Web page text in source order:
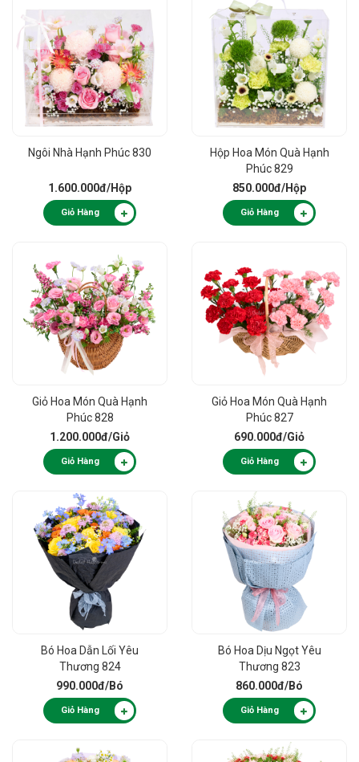
Ngôi Nhà Hạnh Phúc 830
1.600.000đ/Hộp
Giỏ Hàng
Hộp Hoa Món Quà Hạnh
Phúc 829
850.000đ/Hộp
Giỏ Hàng
Giỏ Hoa Món Quà Hạnh
Phúc 828
1.200.000đ/Giỏ
Giỏ Hàng
Giỏ Hoa Món Quà Hạnh
Phúc 827
690.000đ/Giỏ
Giỏ Hàng
Bó Hoa Dẫn Lối Yêu
Thương 824
990.000đ/Bó
Giỏ Hàng
Bó Hoa Dịu Ngọt Yêu
Thương 823
860.000đ/Bó
Giỏ Hàng